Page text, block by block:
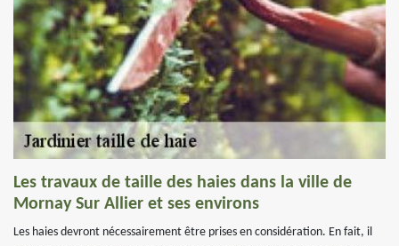
Les travaux de taille des haies dans la ville de
Mornay Sur Allier et ses environs
Les haies devront nécessairement être prises en considération. En fait, il